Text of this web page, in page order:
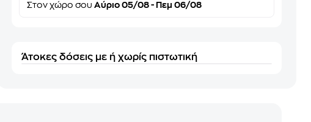
Στονχώρο σου Αύριο 05/08 - Πεμ 06/08
Άτοκες δόσεις με ή χωρίς πιστωτική